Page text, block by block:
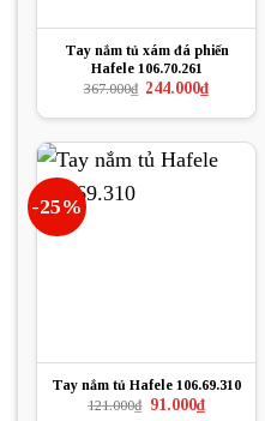
Tay nắm tủ xám đá phiến
Hafele 106.70.261
367.000₫ Giá
là:
244.000₫Giá
hiện
tại
244.000₫.
-25%
Tay nắm tủ Hafele 106.69.310
121.000₫ Giá
91.000₫Giá
hiện